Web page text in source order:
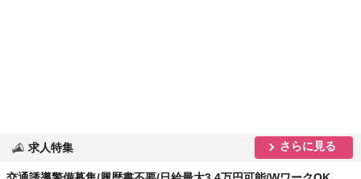
求人特集 さらに見る